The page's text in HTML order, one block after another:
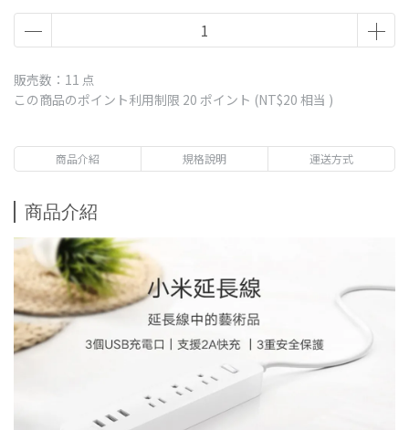
販売数：11 点
この商品のポイント利用制限 20 ポイント (NT$20 相当 )
商品介紹 規格說明 運送方式
商品介紹